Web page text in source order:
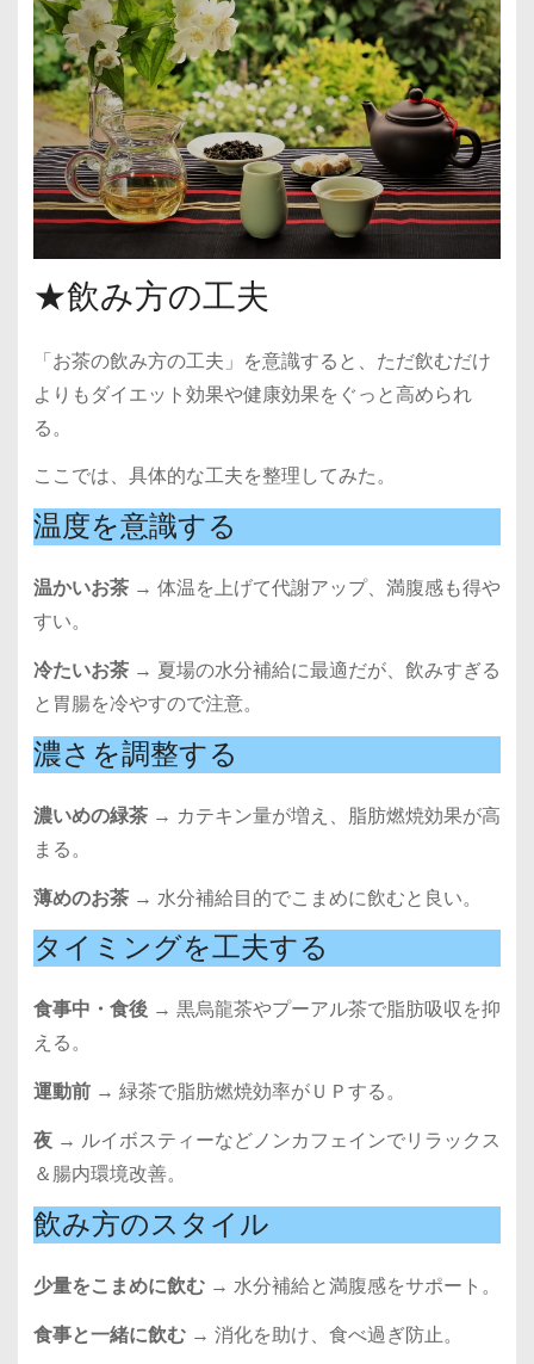
★飲み方の工夫
「お茶の飲み方の工夫」を意識すると、ただ飲むだけ
よりもダイエット効果や健康効果をぐっと高められ
る。
ここでは、具体的な工夫を整理してみた。
温度を意識する
温かいお茶→ 体温を上げて代謝アップ、満腹感も得や
すい。
冷たいお茶→ 夏場の水分補給に最適だが、飲みすぎる
と胃腸を冷やすので注意。
濃さを調整する
濃いめの緑茶→ カテキン量が増え、脂肪燃焼効果が高
まる。
薄めのお茶→ 水分補給目的でこまめに飲むと良い。
タイミングを工夫する
食事中・食後→ 黒烏龍茶やプーアル茶で脂肪吸収を抑
える。
運動前→ 緑茶で脂肪燃焼効率がＵＰする。
夜→ ルイボスティーなどノンカフェインでリラックス
＆腸内環境改善。
飲み方のスタイル
少量をこまめに飲む→ 水分補給と満腹感をサポート。
食事と一緒に飲む→ 消化を助け、食べ過ぎ防止。